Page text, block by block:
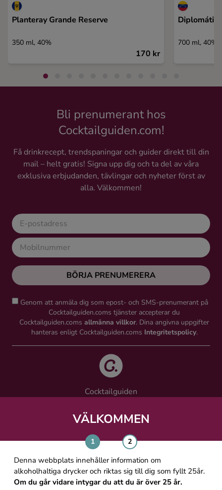
VÄLKOMMEN
Denna webbplats innehåller information om
alkoholhaltiga drycker och riktas sig till dig som fyllt 25år.
Om du går vidare intygar du att du är över 25 år.
Planteray Grande Reserve
350 ml, 40%
170 kr
700 ml, 40%
Bli prenumerant hos
Cocktailguiden.com!
Få drinkrecept, trendspaningar och guider direkt till din
mail – helt gratis! Signa upp dig och ta del av våra
exklusiva erbjudanden, tävlingar och nyheter först av
alla. Välkommen!
BÖRJA PRENUMERERA
Genom att anmäla dig som epost- och SMS-prenumerant på
Cocktailguiden.coms tjänster accepterar du
Cocktailguiden.coms allmänna villkor. Dina angivna uppgifter
hanteras enligt Cocktailguiden.coms Integritetspolicy.
Cocktailguiden
Västra Järnvägsgatan 21, 111 64 Stockholm